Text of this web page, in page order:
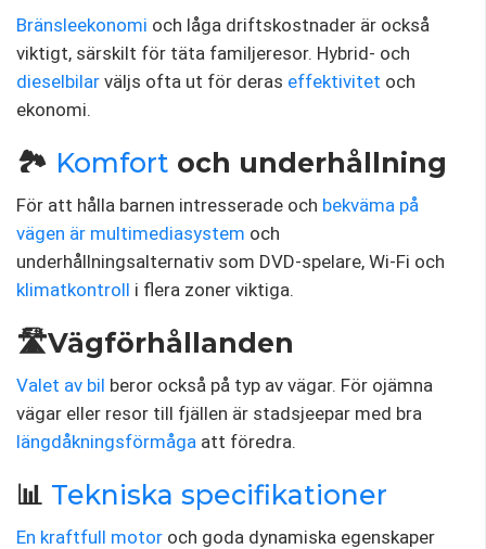
Bränsleekonomi och låga driftskostnader är också
viktigt, särskilt för täta familjeresor. Hybrid- och
dieselbilar väljs ofta ut för deras effektivitet och
ekonomi.
🏞️ Komfort och underhållning
För att hålla barnen intresserade och bekväma på
vägen är multimediasystem och
underhållningsalternativ som DVD-spelare, Wi-Fi och
klimatkontroll i flera zoner viktiga.
🛣️Vägförhållanden
Valet av bil beror också på typ av vägar. För ojämna
vägar eller resor till fjällen är stadsjeepar med bra
längdåkningsförmåga att föredra.
📊 Tekniska specifikationer
En kraftfull motor och goda dynamiska egenskaper